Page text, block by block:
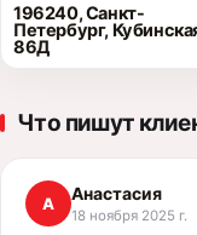
196240, Санкт-
Петербург,
86Д
Что пишут
А Анастасия
18 ноября 2025 г.